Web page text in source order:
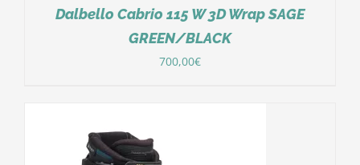
Dalbello Cabrio 115 W 3D Wrap SAGE
GREEN/BLACK
700,00€